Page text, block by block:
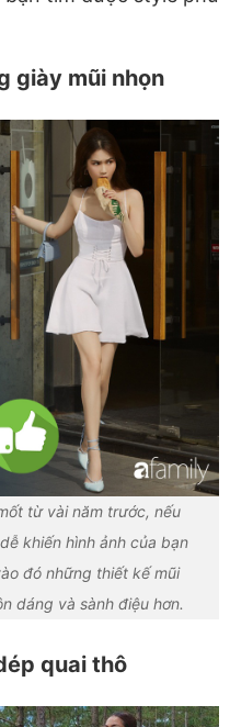
giày mũi nhọn
từ vài năm trước, nếu
khiến hình ảnh của bạn
đó những thiết kế mũi
dáng và sành điệu hơn.
quai thô